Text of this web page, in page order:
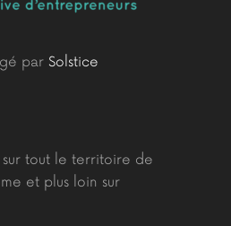
par Solstice
tout le territoire de
et plus loin sur